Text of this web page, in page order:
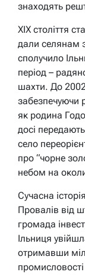
знаходять
XIX століття
дали селянам
сполучило
період –
шахти. До 2002
забезпечуючи
як родина
досі
село
про “чорне
небом на
Сучасна
Провалів від
громада
Ільниця
отримавши